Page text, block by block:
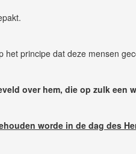
het principe dat deze mensen
over hem, die op zulk een
worde in de dag des